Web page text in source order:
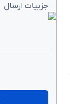
جزییات ارسال